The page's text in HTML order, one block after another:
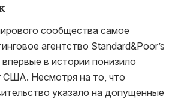
сообщества самое
агентство Standard&Poor’s
впервые в истории понизило
США. Несмотря на то, что
указало на допущенные